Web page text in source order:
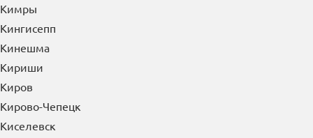
Кимры
Кингисепп
Кинешма
Кириши
Киров
Кирово-Чепецк
Киселевск